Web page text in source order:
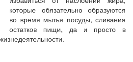
которые обязательно образуются
во время мытья посуды, сливания
остатков пищи, да и просто в